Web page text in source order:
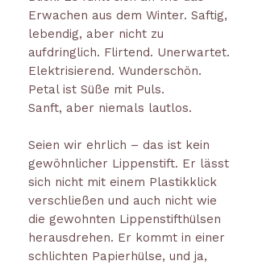
Erwachen aus dem Winter. Saftig,
lebendig, aber nicht zu
aufdringlich. Flirtend. Unerwartet.
Elektrisierend. Wunderschön.
Petal ist Süße mit Puls.
Sanft, aber niemals lautlos.
Seien wir ehrlich – das ist kein
gewöhnlicher Lippenstift. Er lässt
sich nicht mit einem Plastikklick
verschließen und auch nicht wie
die gewohnten Lippenstifthülsen
herausdrehen. Er kommt in einer
schlichten Papierhülse, und ja,